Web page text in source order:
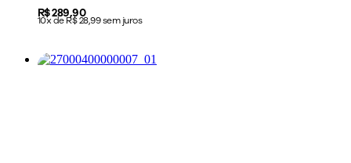
Price:
R$ 289,90
10x de R$ 28,99 sem juros